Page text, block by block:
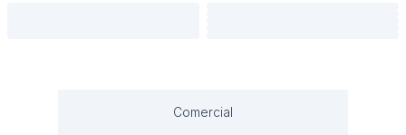
Comercial